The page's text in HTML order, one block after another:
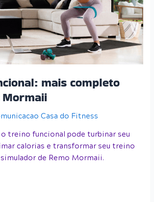
mais completo
Casa do Fitness
treino funcional pode turbinar seu
calorias e transformar seu treino
de Remo Mormaii.